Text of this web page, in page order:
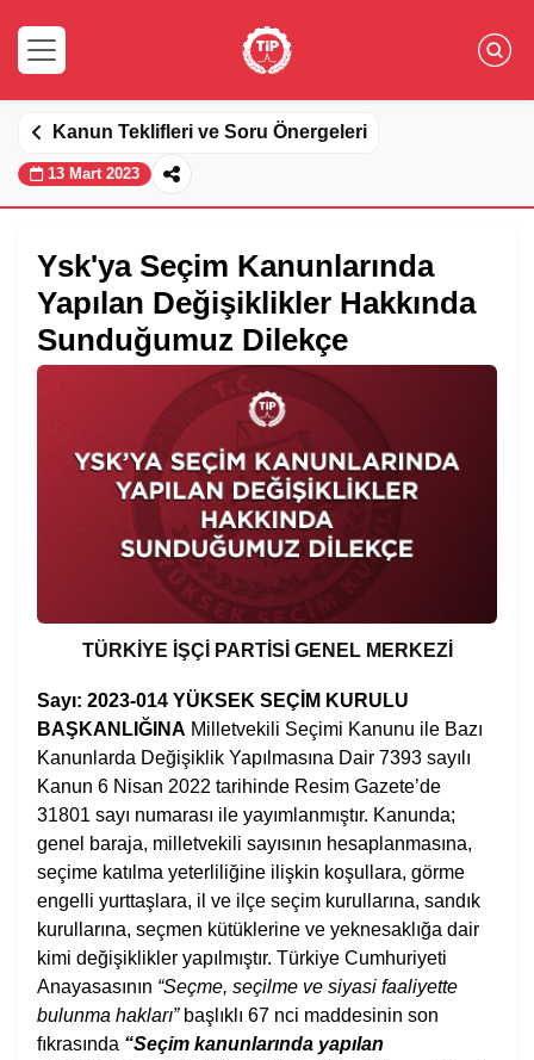
Kanun Teklifleri ve Soru Önergeleri
13 Mart 2023
Ysk'ya Seçim Kanunlarında
Yapılan Değişiklikler Hakkında
Sunduğumuz Dilekçe
TÜRKİYE İŞÇİ PARTİSİ GENEL MERKEZİ
Sayı: 2023-014 YÜKSEK SEÇİM KURULU
BAŞKANLIĞINA Milletvekili Seçimi Kanunu ile Bazı
Kanunlarda Değişiklik Yapılmasına Dair 7393 sayılı
Kanun 6 Nisan 2022 tarihinde Resim Gazete’de
31801 sayı numarası ile yayımlanmıştır. Kanunda;
genel baraja, milletvekili sayısının hesaplanmasına,
seçime katılma yeterliliğine ilişkin koşullara, görme
engelli yurttaşlara, il ve ilçe seçim kurullarına, sandık
kurullarına, seçmen kütüklerine ve yeknesaklığa dair
kimi değişiklikler yapılmıştır. Türkiye Cumhuriyeti
Anayasasının “Seçme, seçilme ve siyasi faaliyette
bulunma hakları”başlıklı 67 nci maddesinin son
fıkrasında “Seçim kanunlarında yapılan